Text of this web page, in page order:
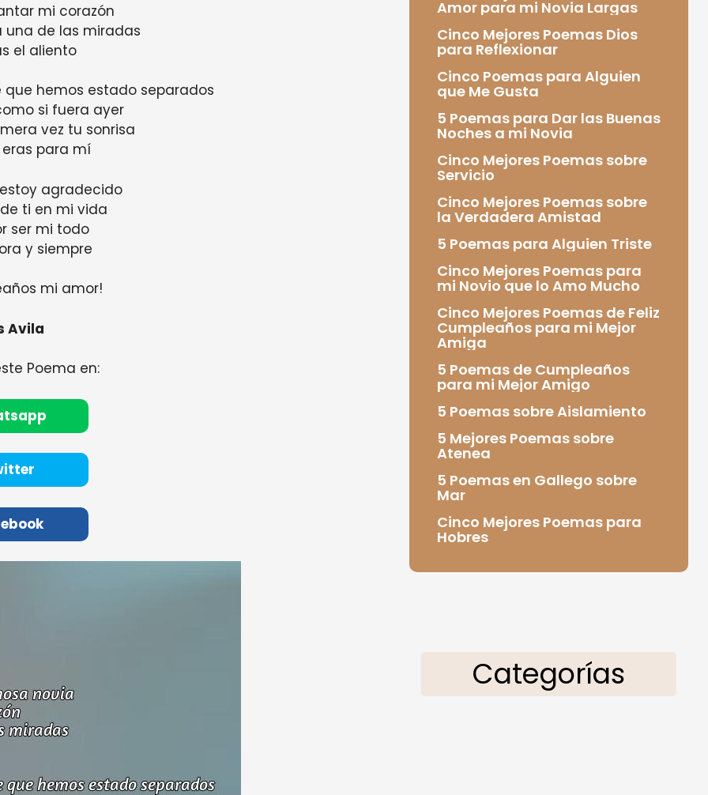
mi corazón
de las miradas
el aliento
hemos estado separados
si fuera ayer
vez tu sonrisa
para mí
agradecido
ti en mi vida
ser mi todo
y siempre
mi amor!
Avila
Poema en:
Amor para mi Novia Largas
Cinco Mejores Poemas Dios
para Reflexionar
Cinco Poemas para Alguien
que Me Gusta
5 Poemas para Dar las Buenas
Noches a mi Novia
Cinco Mejores Poemas sobre
Servicio
Cinco Mejores Poemas sobre
la Verdadera Amistad
5 Poemas para Alguien Triste
Cinco Mejores Poemas para
mi Novio que lo Amo Mucho
Cinco Mejores Poemas de Feliz
Cumpleaños para mi Mejor
Amiga
5 Poemas de Cumpleaños
para mi Mejor Amigo
5 Poemas sobre Aislamiento
5 Mejores Poemas sobre
Atenea
5 Poemas en Gallego sobre
Mar
Cinco Mejores Poemas para
Hobres
Categorías